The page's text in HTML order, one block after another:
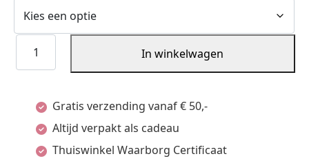
Armband
-
zijdes
In winkelwagen
Gratis verzending vanaf € 50,-
Altijd verpakt als cadeau
Thuiswinkel Waarborg Certificaat